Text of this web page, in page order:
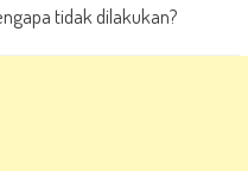
tidak dilakukan?